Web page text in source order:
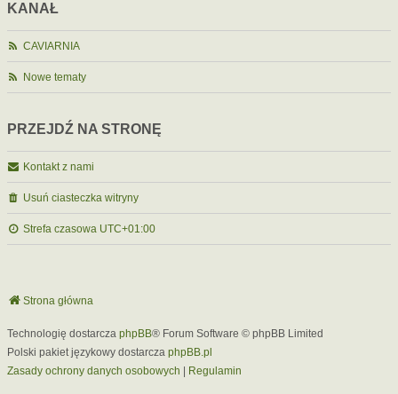
KANAŁ
CAVIARNIA
Nowe tematy
PRZEJDŹ NA STRONĘ
Kontakt z nami
Usuń ciasteczka witryny
Strefa czasowa UTC+01:00
Strona główna
Technologię dostarcza phpBB® Forum Software © phpBB Limited
Polski pakiet językowy dostarcza phpBB.pl
Zasady ochrony danych osobowych
Regulamin